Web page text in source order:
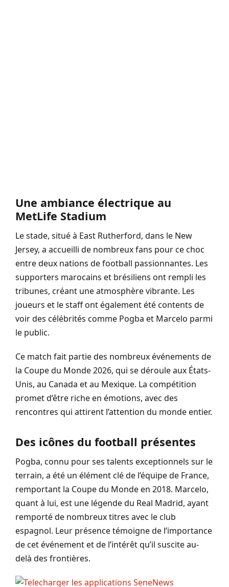
Une ambiance électrique au
MetLife Stadium
Le stade, situé à East Rutherford, dans le New
Jersey, a accueilli de nombreux fans pour ce choc
entre deux nations de football passionnantes. Les
supporters marocains et brésiliens ont rempli les
tribunes, créant une atmosphère vibrante. Les
joueurs et le staff ont également été contents de
voir des célébrités comme Pogba et Marcelo parmi
le public.
Ce match fait partie des nombreux événements de
la Coupe du Monde 2026, qui se déroule aux États-
Unis, au Canada et au Mexique. La compétition
promet d’être riche en émotions, avec des
rencontres qui attirent l’attention du monde entier.
Des icônes du football présentes
Pogba, connu pour ses talents exceptionnels sur le
terrain, a été un élément clé de l’équipe de France,
remportant la Coupe du Monde en 2018. Marcelo,
quant à lui, est une légende du Real Madrid, ayant
remporté de nombreux titres avec le club
espagnol. Leur présence témoigne de l’importance
de cet événement et de l’intérêt qu’il suscite au-
delà des frontières.